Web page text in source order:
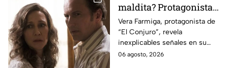
maldita? Protagonista
revela INQUIETANTES
señales en su cuerpo
durante la grabación de
la película
Vera Farmiga, protagonista de
“El Conjuro”, revela
inexplicables señales en su
cuerpo durante el rodaje de la
06 agosto, 2026